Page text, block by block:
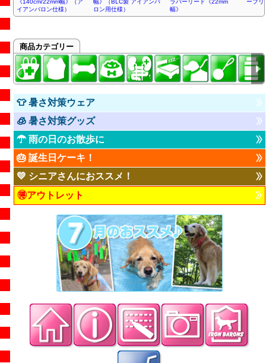
《140cm/22mm幅》（ア
イアンバロン仕様）
幅》（BLC製 アイアンバ
ロン用仕様）
ラバーリード《22mm
幅》
ープリ
商品カテゴリー
👕 暑さ対策ウェア
🧊 暑さ対策グッズ
☂ 雨の日のお散歩に
🎂 誕生日ケーキ！
💛 シニアさんにおススメ！
🉐アウトレット